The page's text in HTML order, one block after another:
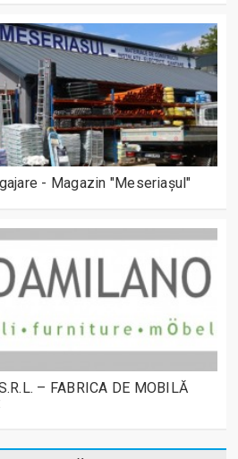
- Magazin "Meseriașul"
– FABRICA DE MOBILĂ